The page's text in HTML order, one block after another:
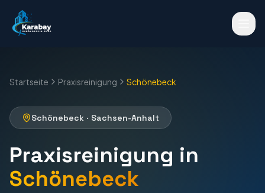
Startseite Praxisreinigung Schönebeck
Schönebeck · Sachsen-Anhalt
Praxisreinigung in
Schönebeck